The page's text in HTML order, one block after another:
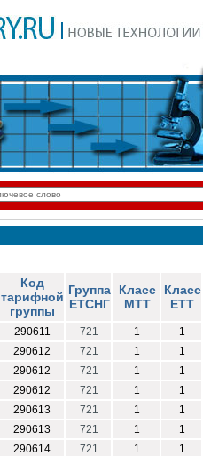
Код
тарифной
группы
Группа
ЕТСНГ
Класс
МТТ
Класс
ЕТТ
290611 721 1
1
290612
721 1
1
290612
721 1
1
290612
721 1
1
290613
721 1
1
290613
721 1
1
290614
721 1
1